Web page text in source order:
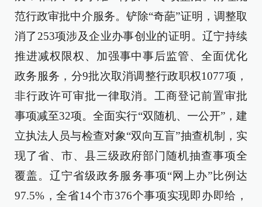
范行政审批中介服务。铲除“奇葩”证明，调整取
消了253项涉及企业办事创业的证明。辽宁持续
推进减权限权、加强事中事后监管、全面优化
政务服务，分9批次取消调整行政职权1077项，
非行政许可审批一律取消。工商登记前置审批
事项减至32项。全面实行“双随机、一公开”，建
立执法人员与检查对象“双向互盲”抽查机制，实
现了省、市、县三级政府部门随机抽查事项全
覆盖。辽宁省级政务服务事项“网上办”比例达
97.5%，全省14个市376个事项实现即办即给，